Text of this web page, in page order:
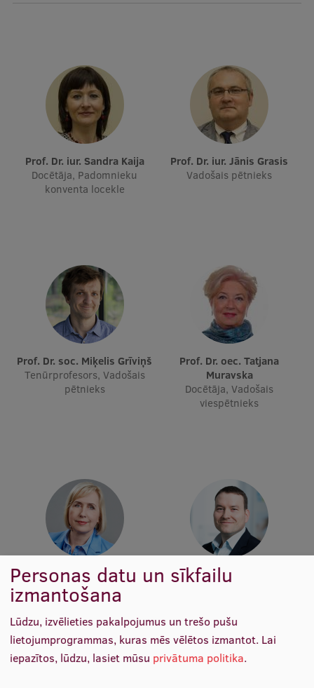
Ētikas un līdztiesības mācības
Atvērtā universitāte
Sagatavošanas kursi
Profesionālās pilnveides kursi
ESF kvalifikācijas celšanas kursi
Pētniecība
Pētniecības datu pārvaldība
Doktorantūras skola
Pētniecības pakalpojumi
Pētniecības projekti
Zinātnieku brokastis
Vertikāli integrētie projekti
Zinātniskās konferences
Inovāciju centrs
Prof. Dr. iur. Sandra Kaija
Docētāja, Padomnieku
konventa locekle
Prof. Dr. iur. Jānis Grasis
Vadošais pētnieks
Prof. Dr. soc. Miķelis Grīviņš
Tenūrprofesors, Vadošais
pētnieks
Prof. Dr. oec. Tatjana
Muravska
Docētāja, Vadošais
viespētnieks
Prof. Dr. sc. soc. Anda
Rožukalne
Docētāja
Prof. Olav Götz
Personas datu un sīkfailu
izmantošana
Lūdzu, izvēlieties pakalpojumus un trešo pušu
lietojumprogrammas, kuras mēs vēlētos izmantot. Lai
iepazītos, lūdzu, lasiet mūsu privātuma politika.